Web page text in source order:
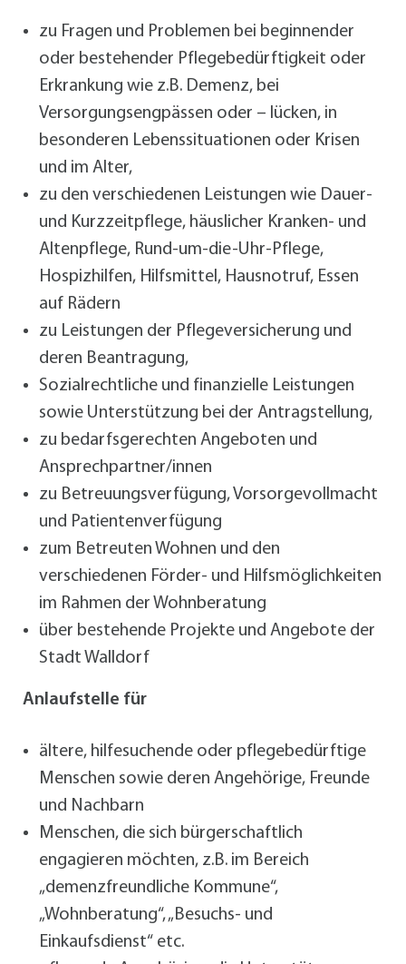
zu Fragen und Problemen bei beginnender
oder bestehender Pflegebedürftigkeit oder
Erkrankung wie z.B. Demenz, bei
Versorgungsengpässen oder – lücken, in
besonderen Lebenssituationen oder Krisen
und im Alter,
zu den verschiedenen Leistungen wie Dauer-
und Kurzzeitpflege, häuslicher Kranken- und
Altenpflege, Rund-um-die-Uhr-Pflege,
Hospizhilfen, Hilfsmittel, Hausnotruf, Essen
auf Rädern
zu Leistungen der Pflegeversicherung und
deren Beantragung,
Sozialrechtliche und finanzielle Leistungen
sowie Unterstützung bei der Antragstellung,
zu bedarfsgerechten Angeboten und
Ansprechpartner/innen
zu Betreuungsverfügung, Vorsorgevollmacht
und Patientenverfügung
zum Betreuten Wohnen und den
verschiedenen Förder- und Hilfsmöglichkeiten
im Rahmen der Wohnberatung
über bestehende Projekte und Angebote der
Stadt Walldorf
Anlaufstelle für
ältere, hilfesuchende oder pflegebedürftige
Menschen sowie deren Angehörige, Freunde
und Nachbarn
Menschen, die sich bürgerschaftlich
engagieren möchten, z.B. im Bereich
„demenzfreundliche Kommune“,
„Wohnberatung“, „Besuchs- und
Einkaufsdienst“ etc.